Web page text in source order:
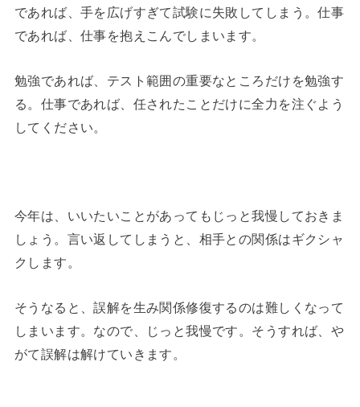
であれば、手を広げすぎて試験に失敗してしまう。仕事
であれば、仕事を抱えこんでしまいます。
勉強であれば、テスト範囲の重要なところだけを勉強す
る。仕事であれば、任されたことだけに全力を注ぐよう
してください。
今年は、いいたいことがあってもじっと我慢しておきま
しょう。言い返してしまうと、相手との関係はギクシャ
クします。
そうなると、誤解を生み関係修復するのは難しくなって
しまいます。なので、じっと我慢です。そうすれば、や
がて誤解は解けていきます。